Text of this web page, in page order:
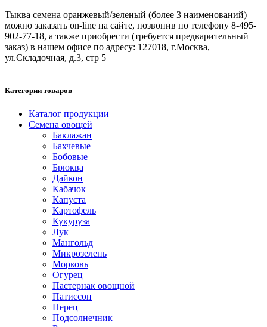
Тыква семена оранжевый/зеленый (более 3 наименований)
можно заказать on-line на сайте, позвонив по телефону 8-495-
902-77-18, а также приобрести (требуется предварительный
заказ) в нашем офисе по адресу: 127018, г.Москва,
ул.Складочная, д.3, стр 5
Категории товаров
Каталог продукции
Семена овощей
Баклажан
Бахчевые
Бобовые
Брюква
Дайкон
Кабачок
Капуста
Картофель
Кукуруза
Лук
Мангольд
Микрозелень
Морковь
Огурец
Пастернак овощной
Патиссон
Перец
Подсолнечник